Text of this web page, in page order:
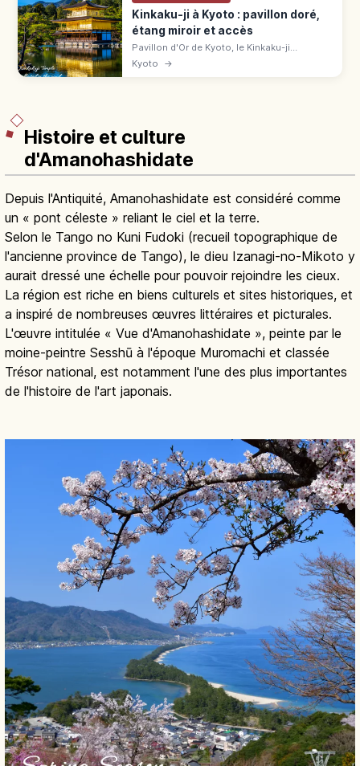
Kinkaku-ji à Kyoto : pavillon doré,
étang miroir et accès
Pavillon d'Or de Kyoto, le Kinkaku-ji
(UNESCO) éblouit avec ses 3 étages dorés
reflétés dans l'étang. Tarifs, horaires, accès
Kyoto →
Histoire et culture
d'Amanohashidate
Depuis l'Antiquité, Amanohashidate est considéré comme
un « pont céleste » reliant le ciel et la terre.
Selon le Tango no Kuni Fudoki (recueil topographique de
l'ancienne province de Tango), le dieu Izanagi-no-Mikoto y
aurait dressé une échelle pour pouvoir rejoindre les cieux.
La région est riche en biens culturels et sites historiques, et
a inspiré de nombreuses œuvres littéraires et picturales.
L'œuvre intitulée « Vue d'Amanohashidate », peinte par le
moine-peintre Sesshū à l'époque Muromachi et classée
Trésor national, est notamment l'une des plus importantes
de l'histoire de l'art japonais.